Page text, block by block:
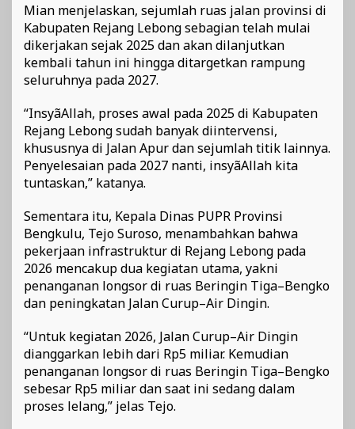
Mian menjelaskan, sejumlah ruas jalan provinsi di
Kabupaten Rejang Lebong sebagian telah mulai
dikerjakan sejak 2025 dan akan dilanjutkan
kembali tahun ini hingga ditargetkan rampung
seluruhnya pada 2027.
“InsyãAllah, proses awal pada 2025 di Kabupaten
Rejang Lebong sudah banyak diintervensi,
khususnya di Jalan Apur dan sejumlah titik lainnya.
Penyelesaian pada 2027 nanti, insyãAllah kita
tuntaskan,” katanya.
Sementara itu, Kepala Dinas PUPR Provinsi
Bengkulu, Tejo Suroso, menambahkan bahwa
pekerjaan infrastruktur di Rejang Lebong pada
2026 mencakup dua kegiatan utama, yakni
penanganan longsor di ruas Beringin Tiga–Bengko
dan peningkatan Jalan Curup–Air Dingin.
“Untuk kegiatan 2026, Jalan Curup–Air Dingin
dianggarkan lebih dari Rp5 miliar. Kemudian
penanganan longsor di ruas Beringin Tiga–Bengko
sebesar Rp5 miliar dan saat ini sedang dalam
proses lelang,” jelas Tejo.